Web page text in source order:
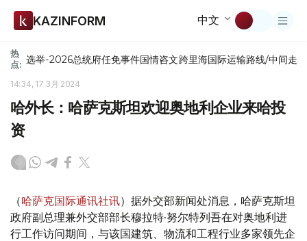
KAZINFORM 中文
热
点: 选举-2026总统府任免事件国情咨文跨里海国际运输路线/中间走廊
14:34, 17 3月 2024
哈外长：哈萨克斯坦欢迎奥地利企业来哈投
资
（哈萨克国际通讯社讯）据外交部新闻处消息，哈萨克斯坦
政府副总理兼外交部部长穆拉特·努尔特列吾在对奥地利进
行工作访问期间，与该国建筑、物流和工程行业多家领先企